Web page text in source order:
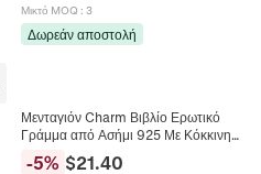
Κοσμημάτων Δώρο
Μικτό MOQ : 3
Δωρεάν αποστολή
Μενταγιόν Charm Βιβλίο Ερωτικό
Γράμμα από Ασήμι 925 Με Κόκκινη
Βραχιόλι Γυναικεία Κοσμήματα Δώρο
-5% $21.40